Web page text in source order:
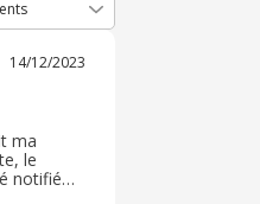
14/12/2023
ma
le
notifié
a été